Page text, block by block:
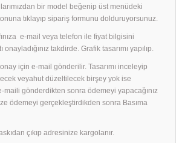
bir model beğenip üst menüdeki
tıklayıp sipariş formunu dolduruyorsunuz.
e-mail veya telefon ile fiyat bilgisini
takdirde. Grafik tasarımı yapılıp.
onay için e-mail gönderilir. Tasarımı inceleyip
veyahut düzeltilecek birşey yok ise
maili gönderdikten sonra ödemeyi yapacağınız
ödemeyi gerçekleştirdikden sonra Basıma
çıkıp adresinize kargolanır.